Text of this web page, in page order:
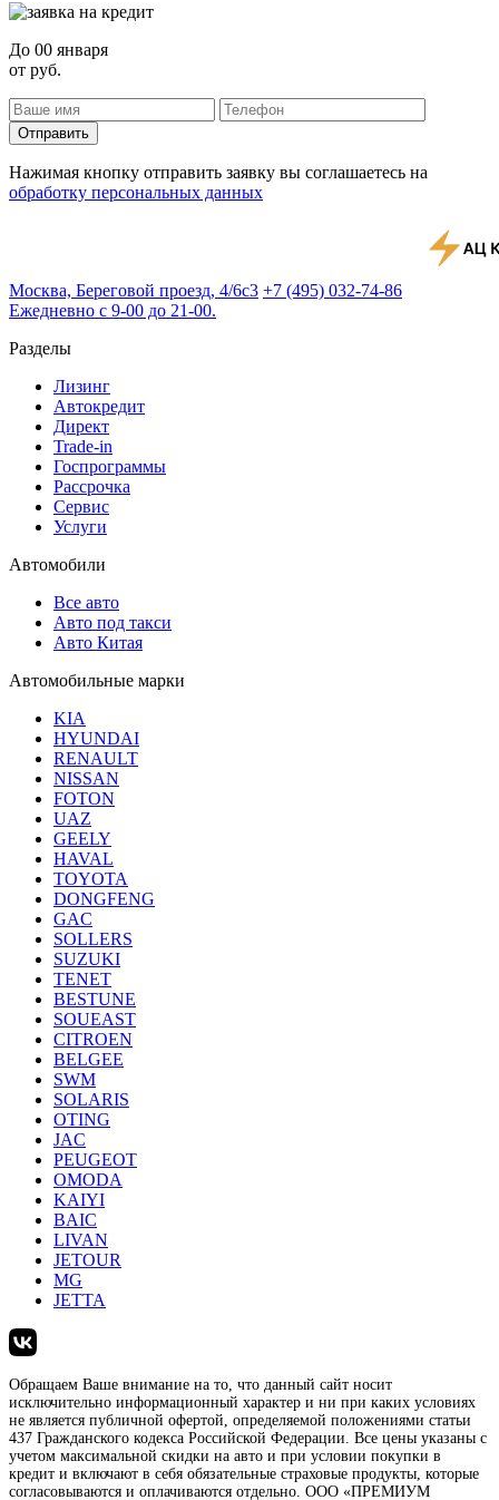
До 00 января
от руб.
Отправить
Нажимая кнопку отправить заявку вы соглашаетесь на
обработку персональных данных
Москва, Береговой проезд, 4/6с3 +7 (495) 032-74-86
Ежедневно с 9-00 до 21-00.
Разделы
Лизинг
Автокредит
Директ
Trade-in
Госпрограммы
Рассрочка
Сервис
Услуги
Автомобили
Все авто
Авто под такси
Авто Китая
Автомобильные марки
KIA
HYUNDAI
RENAULT
NISSAN
FOTON
UAZ
GEELY
HAVAL
TOYOTA
DONGFENG
GAC
SOLLERS
SUZUKI
TENET
BESTUNE
SOUEAST
CITROEN
BELGEE
SWM
SOLARIS
OTING
JAC
PEUGEOT
OMODA
KAIYI
BAIC
LIVAN
JETOUR
MG
JETTA
Обращаем Ваше внимание на то, что данный сайт носит
исключительно информационный характер и ни при каких условиях
не является публичной офертой, определяемой положениями статьи
437 Гражданского кодекса Российской Федерации. Все цены указаны с
учетом максимальной скидки на авто и при условии покупки в
кредит и включают в себя обязательные страховые продукты, которые
согласовываются и оплачиваются отдельно. ООО «ПРЕМИУМ